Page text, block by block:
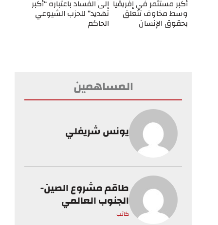
أكبر مستثمر في إفريقيا
وسط مخاوف تتعلق
بحقوق الإنسان
إلى الفساد باعتباره “أكبر
تهديد” للحزب الشيوعي
الحاكم
المساهمين
يونس شريفلي
طاقم مشروع الصين-
الجنوب العالمي
كاتب